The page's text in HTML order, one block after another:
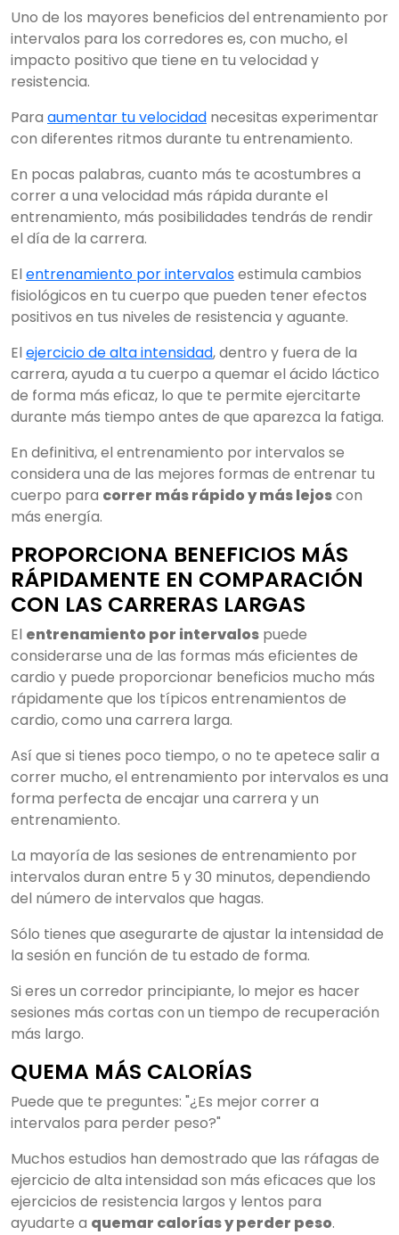
Uno de los mayores beneficios del entrenamiento por
intervalos para los corredores es, con mucho, el
impacto positivo que tiene en tu velocidad y
resistencia.
Para aumentar tu velocidad necesitas experimentar
con diferentes ritmos durante tu entrenamiento.
En pocas palabras, cuanto más te acostumbres a
correr a una velocidad más rápida durante el
entrenamiento, más posibilidades tendrás de rendir
el día de la carrera.
El entrenamiento por intervalosestimula cambios
fisiológicos en tu cuerpo que pueden tener efectos
positivos en tus niveles de resistencia y aguante.
El ejercicio de alta intensidad, dentro y fuera de la
carrera, ayuda a tu cuerpo a quemar el ácido láctico
de forma más eficaz, lo que te permite ejercitarte
durante más tiempo antes de que aparezca la fatiga.
En definitiva, el entrenamiento por intervalos se
considera una de las mejores formas de entrenar tu
cuerpo para correr más rápido y más lejoscon
más energía.
PROPORCIONA BENEFICIOS MÁS
RÁPIDAMENTE EN COMPARACIÓN
CON LAS CARRERAS LARGAS
El entrenamiento por intervalos puede
considerarse una de las formas más eficientes de
cardio y puede proporcionar beneficios mucho más
rápidamente que los típicos entrenamientos de
cardio, como una carrera larga.
Así que si tienes poco tiempo, o no te apetece salir a
correr mucho, el entrenamiento por intervalos es una
forma perfecta de encajar una carrera y un
entrenamiento.
La mayoría de las sesiones de entrenamiento por
intervalos duran entre 5 y 30 minutos, dependiendo
del número de intervalos que hagas.
Sólo tienes que asegurarte de ajustar la intensidad de
la sesión en función de tu estado de forma.
Si eres un corredor principiante, lo mejor es hacer
sesiones más cortas con un tiempo de recuperación
más largo.
QUEMA MÁS CALORÍAS
Puede que te preguntes: "¿Es mejor correr a
intervalos para perder peso?"
Muchos estudios han demostrado que las ráfagas de
ejercicio de alta intensidad son más eficaces que los
ejercicios de resistencia largos y lentos para
ayudarte a quemar calorías y perder peso.